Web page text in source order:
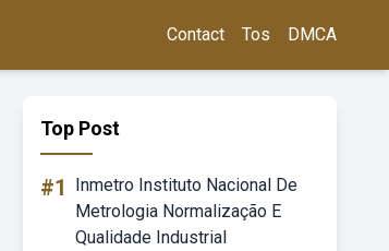
Contact Tos DMCA
Top Post
#1
Inmetro Instituto Nacional De
Metrologia Normalização E
Qualidade Industrial